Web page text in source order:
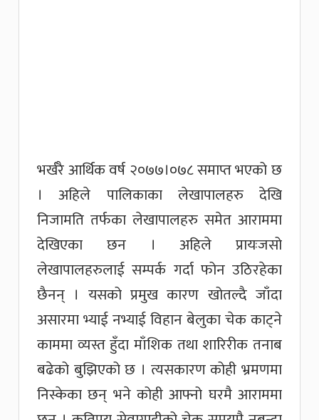
भर्खरै आर्थिक वर्ष २०७७।०७८ समाप्त भएको छ
। अहिले पालिकाका लेखापालहरु देखि
निजामति तर्फका लेखापालहरु समेत आराममा
देखिएका छन । अहिले प्रायःजसो
लेखापालहरुलाई सम्पर्क गर्दा फोन उठिरहेका
छैनन् । यसको प्रमुख कारण खोतल्दै जाँदा
असारमा भ्याई नभ्याई विहान बेलुका चेक काट्ने
काममा व्यस्त हुँदा माँशिक तथा शारिरीक तनाब
बढेको बुझिएको छ । त्यसकारण कोही भ्रमणमा
निस्केका छन् भने कोही आफ्नो घरमै आराममा